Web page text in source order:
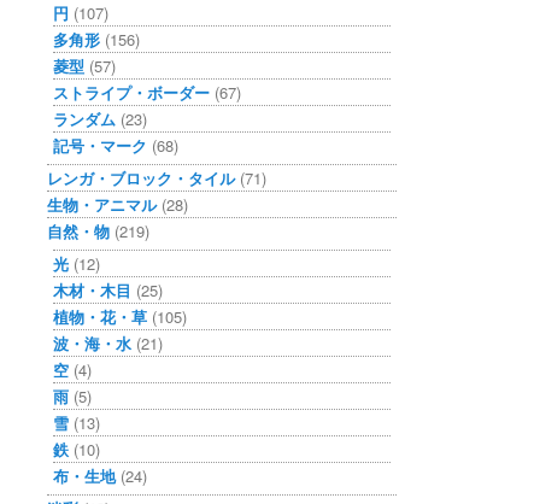
円 (107)
多角形 (156)
菱型 (57)
ストライプ・ボーダー (67)
ランダム (23)
記号・マーク (68)
レンガ・ブロック・タイル(71)
生物・アニマル(28)
自然・物 (219)
光 (12)
木材・木目 (25)
植物・花・草 (105)
波・海・水 (21)
空 (4)
雨 (5)
雪 (13)
鉄 (10)
布・生地(24)